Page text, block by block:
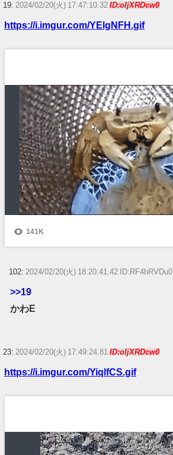
19: 2024/02/20(火) 17:47:10.32 ID:oIjXRDcw0
https://i.imgur.com/YElgNFH.gif
102: 2024/02/20(火) 18:20:41.42 ID:RF4hRVDu0
>>19
かわE
23: 2024/02/20(火) 17:49:24.81 ID:oIjXRDcw0
https://i.imgur.com/YiqlfCS.gif